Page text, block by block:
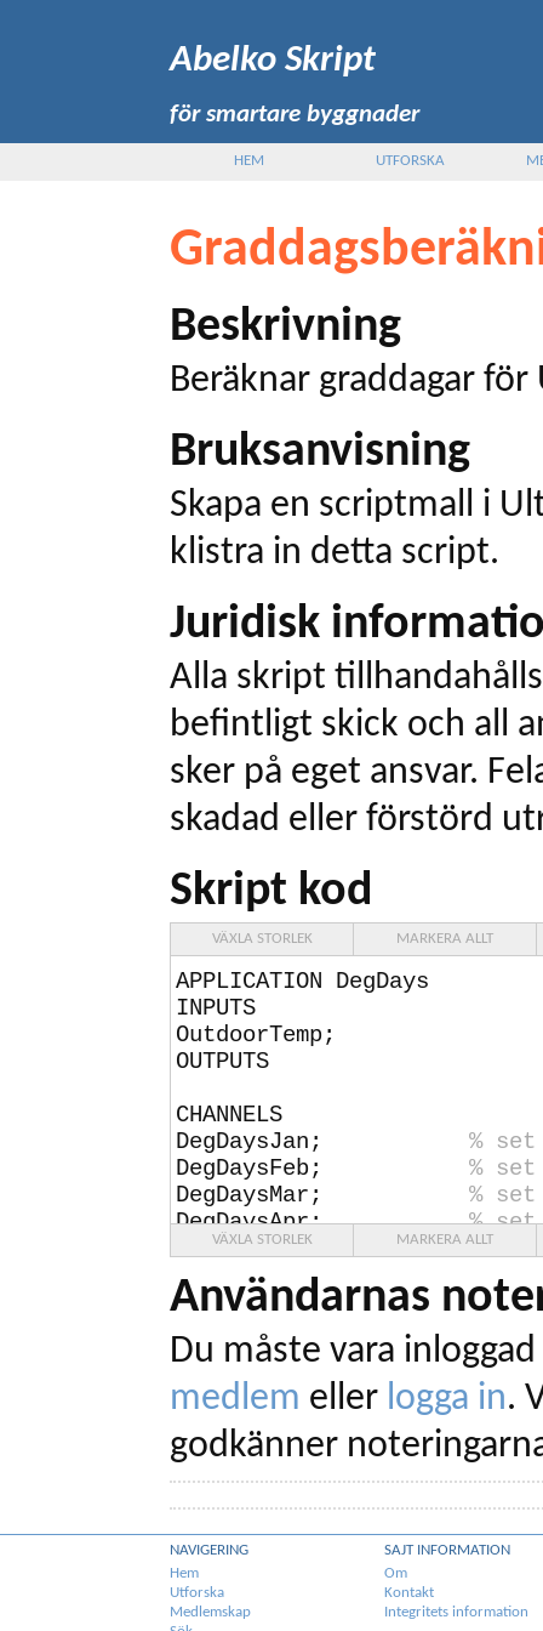
Abelko Skript
för smartare byggnader
HEM UTFORSKA
Beskrivning
Beräknar graddagar för
Bruksanvisning
Skapa en scriptmall i
klistra in detta script.
Juridisk
Alla skript
befintligt skick och all
sker på eget ansvar.
skadad eller förstörd
Skript kod
VÄXLA STORLEK MARKERA ALLT
APPLICATION DegDays
INPUTS
OutdoorTemp;
OUTPUTS
CHANNELS
DegDaysJan; %
DegDaysFeb; %
DegDaysMar; %
DegDaysApr;%
DegDaysMay;%
DegDaysJun;
%
DegDaysJul;%
DegDaysAug;
%
DegDaysSep;%
DegDaysOct;
%
DegDaysNov; %
DegDaysDec;%
CurrentDayTempSum;%
CurrentDaySampleSum;%
CurrentMonthDegDays;%
LastDayAvgTemp;
CurrentDayAvgTemp;
e current value on a
VÄXLA STORLEK MARKERA ALLT
Användarnas
Du måste vara
medlem eller logga in.
godkänner
NAVIGERING
Hem
Utforska
Medlemskap
SAJT INFORMATION
Om
Kontakt
Integritets information